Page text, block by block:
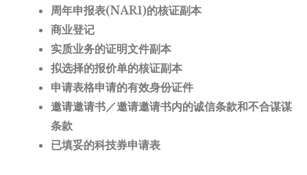
周年申报表(NAR1)的核证副本
商业登记
实质业务的证明文件副本
拟选择的报价单的核证副本
申请表格申请的有效身份证件
邀请邀请书／邀请邀请书内的诚信条款和不合谋谋
条款
已填妥的科技券申请表